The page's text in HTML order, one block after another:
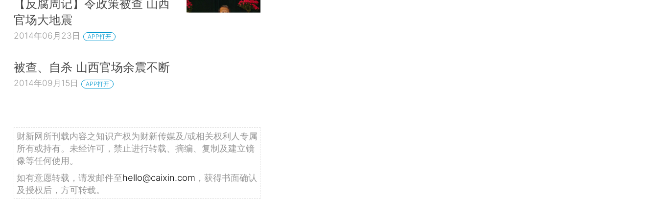
【反腐周记】令政策被查 山西
官场大地震
2014年06月23日 APP打开
被查、自杀 山西官场余震不断
2014年09月15日 APP打开
财新网所刊载内容之知识产权为财新传媒及/或相关权利人专属
所有或持有。未经许可，禁止进行转载、摘编、复制及建立镜
像等任何使用。
如有意愿转载，请发邮件至hello@caixin.com ，获得书面确认
及授权后，方可转载。